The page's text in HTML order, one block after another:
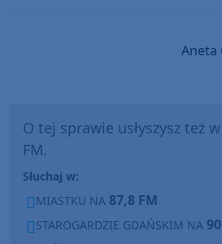
Aneta
O tej sprawie usłyszysz też
FM.
Słuchaj w:
MIASTKU NA 87,8 FM
STAROGARDZIE GDAŃSKIM NA